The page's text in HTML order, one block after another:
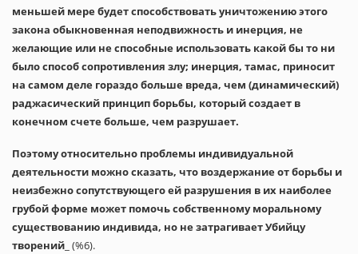
меньшей мере будет способствовать уничтожению этого
закона обыкновенная неподвижность и инерция, не
желающие или не способные использовать какой бы то ни
было способ сопротивления злу; инерция, тамас, приносит
на самом деле гораздо больше вреда, чем (динамический)
раджасический принцип борьбы, который создает в
конечном счете больше, чем разрушает.
Поэтому относительно проблемы индивидуальной
деятельности можно сказать, что воздержание от борьбы и
неизбежно сопутствующего ей разрушения в их наиболее
грубой форме может помочь собственному моральному
существованию индивида, но не затрагивает Убийцу
творений _ (%6).